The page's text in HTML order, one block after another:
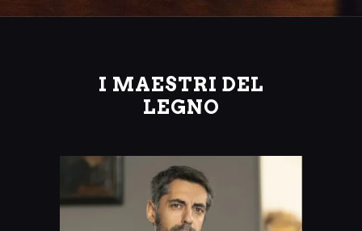
I MAESTRI DEL
LEGNO